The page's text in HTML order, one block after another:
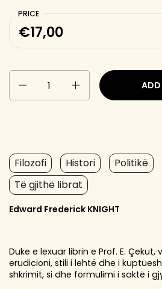
PRICE
€17,00
ADD
Filozofi Histori Politikë
Të gjithë librat
Edward Frederick KNIGHT
Duke e lexuar librin e Prof. E.
erudicioni, stili i lehtë dhe i
shkrimit, si dhe formulimi i saktë i